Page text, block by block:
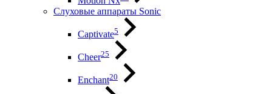
Слуховые аппараты Sonic
Captivate5
Cheer25
Enchant20